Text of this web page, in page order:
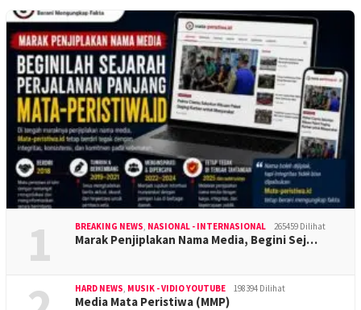
1 BREAKING NEWS, NASIONAL - INTERNASIONAL 265459 Dilihat
Marak Penjiplakan Nama Media, Begini Sej…
HARD NEWS, MUSIK - VIDIO YOUTUBE 198394 Dilihat
Media Mata Peristiwa (MMP)